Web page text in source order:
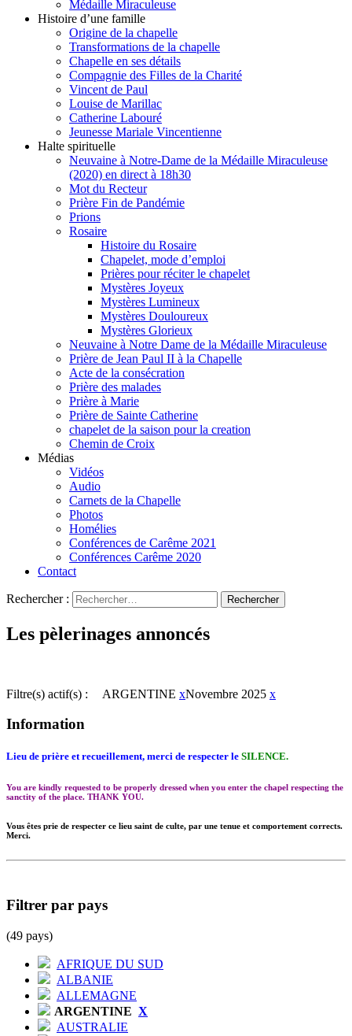
Médaille Miraculeuse
Histoire d’une famille
Origine de la chapelle
Transformations de la chapelle
Chapelle en ses détails
Compagnie des Filles de la Charité
Vincent de Paul
Louise de Marillac
Catherine Labouré
Jeunesse Mariale Vincentienne
Halte spirituelle
Neuvaine à Notre-Dame de la Médaille Miraculeuse
(2020) en direct à 18h30
Mot du Recteur
Prière Fin de Pandémie
Prions
Rosaire
Histoire du Rosaire
Chapelet, mode d’emploi
Prières pour réciter le chapelet
Mystères Joyeux
Mystères Lumineux
Mystères Douloureux
Mystères Glorieux
Neuvaine à Notre Dame de la Médaille Miraculeuse
Prière de Jean Paul II à la Chapelle
Acte de la consécration
Prière des malades
Prière à Marie
Prière de Sainte Catherine
chapelet de la saison pour la creation
Chemin de Croix
Médias
Vidéos
Audio
Carnets de la Chapelle
Photos
Homélies
Conférences de Carême 2021
Conférences Carême 2020
Contact
Rechercher :
Les pèlerinages annoncés
Filtre(s) actif(s) : ARGENTINE xNovembre 2025 x
Information
Lieu de prière et recueillement, merci de respecter le SILENCE.
You are kindly requested to be properly dressed when you enter the chapel respecting the
sanctity of the place. THANK YOU.
Vous êtes prie de respecter ce lieu saint de culte, par une tenue et comportement corrects.
Merci.
Filtrer par pays
(49 pays)
AFRIQUE DU SUD
ALBANIE
ALLEMAGNE
ARGENTINE X
AUSTRALIE